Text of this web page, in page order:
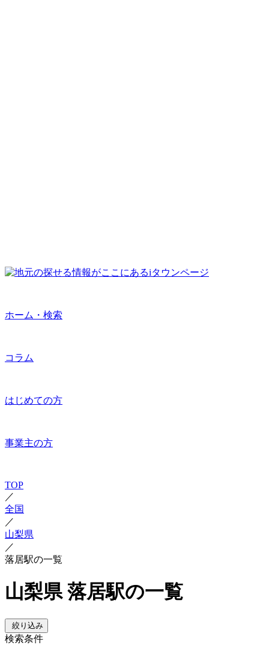
ホーム・検索
コラム
はじめての方
事業主の方
TOP
／
全国
／
山梨県
／
落居駅の一覧
山梨県 落居駅の一覧
絞り込み
検索条件